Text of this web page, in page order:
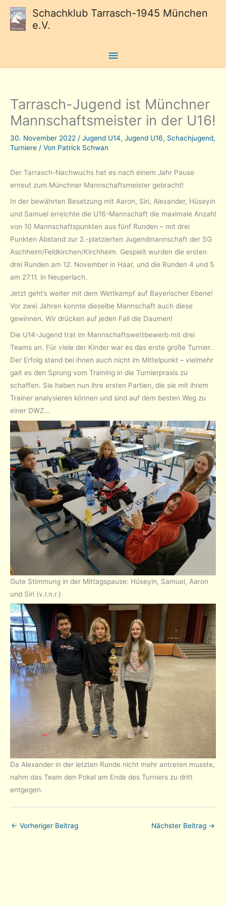
Schachklub Tarrasch-1945 München
e.V.
Hauptmenü
Tarrasch-Jugend ist Münchner
Mannschaftsmeister in der U16!
30. November 2022 / Jugend U14, Jugend U16, Schachjugend,
Turniere / Von Patrick Schwan
Der Tarrasch-Nachwuchs hat es nach einem Jahr Pause
erneut zum Münchner Mannschaftsmeister gebracht!
In der bewährten Besetzung mit Aaron, Siri, Alexander, Hüseyin
und Samuel erreichte die U16-Mannschaft die maximale Anzahl
von 10 Mannschaftspunkten aus fünf Runden – mit drei
Punkten Abstand zur 2.-platzierten Jugendmannschaft der SG
Aschheim/Feldkirchen/Kirchheim. Gespielt wurden die ersten
drei Runden am 12. November in Haar, und die Runden 4 und 5
am 27.11. in Neuperlach.
Jetzt geht’s weiter mit dem Wettkampf auf Bayerischer Ebene!
Vor zwei Jahren konnte dieselbe Mannschaft auch diese
gewinnen. Wir drücken auf jeden Fall die Daumen!
Die U14-Jugend trat im Mannschaftswettbewerb mit drei
Teams an. Für viele der Kinder war es das erste große Turnier.
Der Erfolg stand bei ihnen auch nicht im Mittelpunkt – vielmehr
galt es den Sprung vom Training in die Turnierpraxis zu
schaffen. Sie haben nun ihre ersten Partien, die sie mit ihrem
Trainer analysieren können und sind auf dem besten Weg zu
einer DWZ…
Gute Stimmung in der Mittagspause: Hüseyin, Samuel, Aaron
und Siri (v.l.n.r.)
Da Alexander in der letzten Runde nicht mehr antreten musste,
nahm das Team den Pokal am Ende des Turniers zu dritt
entgegen.
← Vorheriger Beitrag Nächster Beitrag →